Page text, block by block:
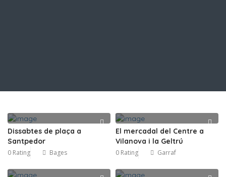
Dissabtes de plaça a
Santpedor
0 Rating Bages
El mercadal del Centre a
Vilanova i la Geltrú
0 Rating Garraf